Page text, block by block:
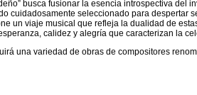
busca fusionar la esencia introspectiva del
cuidadosamente seleccionado para despertar
un viaje musical que refleja la dualidad de
calidez y alegría que caracterizan la
una variedad de obras de compositores